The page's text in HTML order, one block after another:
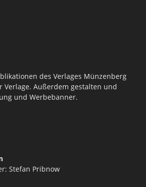
des Verlages Münzenberg
Verlage. Außerdem gestalten und
und Werbebanner.
Stefan Pribnow